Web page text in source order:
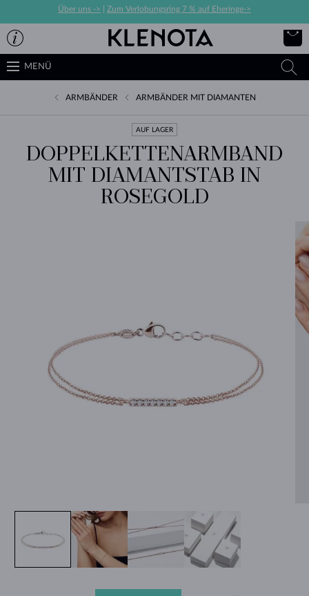
Über uns -> Zum Verlobungsring 7 % auf Eheringe->
MENÜ
ARMBÄNDER ARMBÄNDER MIT DIAMANTEN
AUF LAGER
DOPPELKETTENARMBAND
MIT DIAMANTSTAB IN
ROSEGOLD